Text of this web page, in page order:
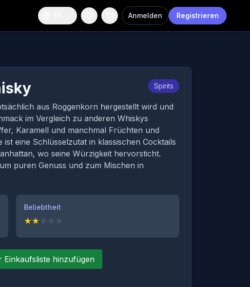
Anmelden Registrieren
Spirits
aus Roggenkorn hergestellt wird und
im Vergleich zu anderen Whiskys
Karamell und manchmal Früchten und
eine Schlüsselzutat in klassischen Cocktails
wo seine Würzigkeit hervorsticht.
puren Genuss und zum Mischen in
Beliebtheit
★★
Einkaufsliste hinzufügen